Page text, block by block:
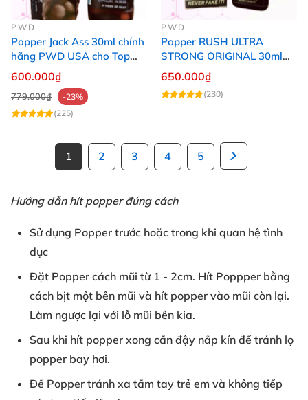
PWD
Popper Jack Ass 30ml chính
hãng PWD USA cho Top
Bot
600.000₫
779.000₫
-23%
(225)
PWD
Popper RUSH ULTRA
STRONG ORIGINAL 30ml
Chính Hãng Mỹ PWD
650.000₫
(230)
1 2 3 4 5
Hướng dẫn hít popper đúng cách
Sử dụng Popper trước hoặc trong khi quan hệ tình
dục
Đặt Popper cách mũi từ1 - 2cm. Hít Poppper bằng
cách bịt một bên mũi và hít popper vào mũi còn lại.
Làm ngược lại với lỗ mũi bên kia.
Sau khi hít popper xong cần đậy nắp kín để tránh lọ
popper bay hơi.
Để Popper tránh xa tầm tay trẻ em và không tiếp